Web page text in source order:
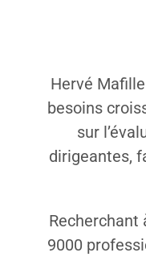
Hervé
besoins
sur
dirigeantes,
Recherchant
9000